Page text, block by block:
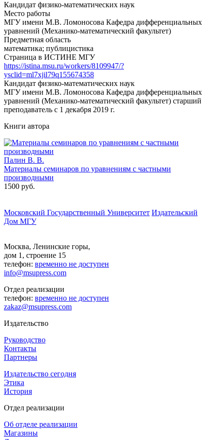
Кандидат физико-математических наук
Место работы
МГУ имени М.В. Ломоносова Кафедра дифференциальных
уравнений (Механико-математический факультет)
Предметная область
математика; публицистика
Страница в ИСТИНЕ МГУ
https://istina.msu.ru/workers/8109947/?
ysclid=ml7xjil79q155674358
Кандидат физико-математических наук
МГУ имени М.В. Ломоносова Кафедра дифференциальных
уравнений (Механико-математический факультет) старший
преподаватель с 1 декабря 2019 г.
Книги автора
Палин В. В.
Материалы семинаров по уравнениям с частными
производными
1500 руб.
Московский Государственный Университет Издательский
Дом МГУ
Москва, Ленинские горы,
дом 1, строение 15
телефон: временно не доступен
info@msupress.com
Отдел реализации
телефон: временно не доступен
zakaz@msupress.com
Издательство
Руководство
Контакты
Партнеры
Издательство сегодня
Этика
История
Отдел реализации
Об отделе реализации
Магазины